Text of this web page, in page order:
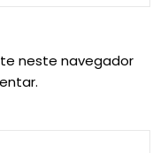
neste navegador